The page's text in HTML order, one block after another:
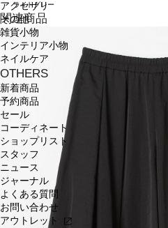
アクセサリ
その他
雑貨小物
インテリア小物
ネイルケア
OTHERS
新着商品
予約商品
セール
コーディネート
ショップリスト
スタッフ
ニュース
ジャーナル
よくある質問
お問い合わせ
アウトレット
ライトグレー
関連商品